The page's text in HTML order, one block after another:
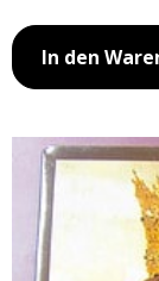
In den